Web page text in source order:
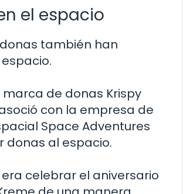
el espacio
también han
marca de donas Krispy
con la empresa de
Space Adventures
donas al espacio.
era celebrar el aniversario